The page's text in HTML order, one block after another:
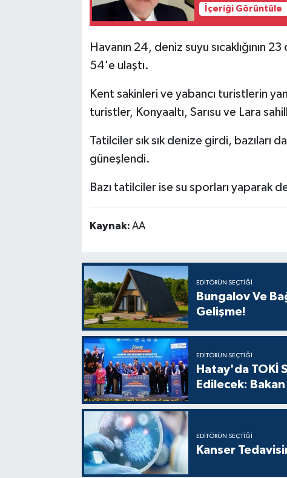
İçeriği Görüntüle
Havanın 24, deniz suyu sıcaklığının
54'e ulaştı.
Kent sakinleri ve yabancı turistlerin
turistler, Konyaaltı, Sarısu ve Lara
Tatilciler sık sık denize girdi, bazıları
güneşlendi.
Bazı tatilciler ise su sporları yaparak
Kaynak: AA
EDITÖRÜN SEÇTIĞI
Bungalov Ve
Gelişme!
EDITÖRÜN SEÇTIĞI
Hatay'da TOKİ
Edilecek:
EDITÖRÜN SEÇTIĞI
Kanser